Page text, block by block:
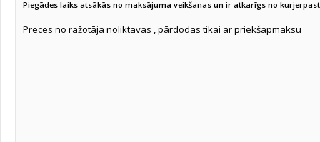
Cilindrzāģi(114)
Kroņurbji(51)
Piegādes laiks atsākās no maksājuma veikšanas un ir atkarīgs no
Preces no ražotāja noliktavas , pārdodas tikai ar priekšapmaksu